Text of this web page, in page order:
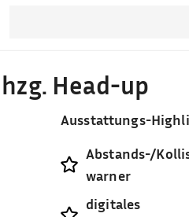
Head-up
Ausstattungs-
Abstands-/
warner
digitales